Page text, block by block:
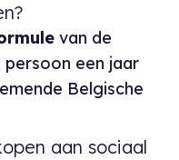
van de
persoon een jaar
Belgische
aan sociaal